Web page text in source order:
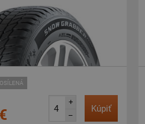
+
–
Kúpiť